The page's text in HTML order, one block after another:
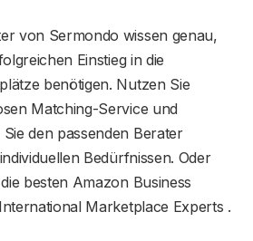
von Sermondo wissen genau,
Einstieg in die
benötigen. Nutzen Sie
Matching-Service und
den passenden Berater
Bedürfnissen. Oder
besten Amazon Business
Marketplace Experts .